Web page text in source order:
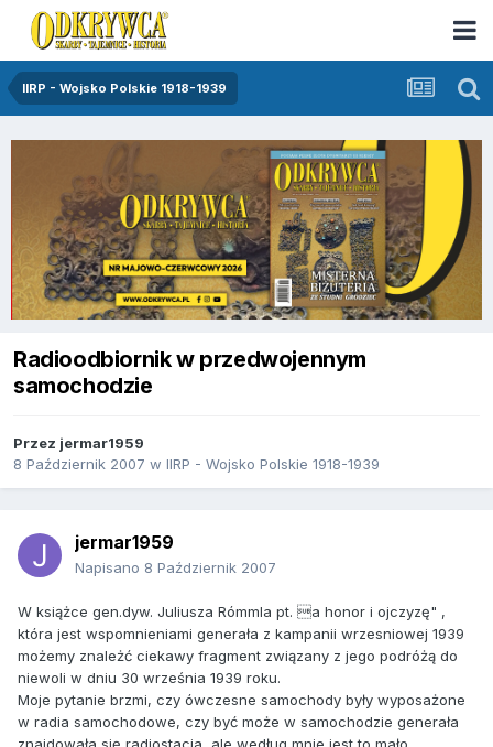
IIRP - Wojsko Polskie 1918-1939
Radioodbiornik w przedwojennym
samochodzie
Przez jermar1959
8 Październik 2007 w IIRP - Wojsko Polskie 1918-1939
jermar1959
Napisano 8 Październik 2007
W książce gen.dyw. Juliusza Rómmla pt. a honor i ojczyzę" ,
która jest wspomnieniami generała z kampanii wrzesniowej 1939
możemy znależć ciekawy fragment związany z jego podróżą do
niewoli w dniu 30 września 1939 roku.
Moje pytanie brzmi, czy ówczesne samochody były wyposażone
w radia samochodowe, czy być może w samochodzie generała